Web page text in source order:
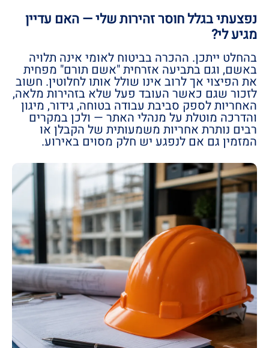
נפצעתי בגלל חוסר זהירות שלי — האם עדיין
מגיע לי?
בהחלט ייתכן. ההכרה בביטוח לאומי אינה תלויה
באשם, וגם בתביעה אזרחית "אשם תורם" מפחית
את הפיצוי אך לרוב אינו שולל אותו לחלוטין. חשוב
לזכור שגם כאשר העובד פעל שלא בזהירות מלאה,
האחריות לספק סביבת עבודה בטוחה, גידור, מיגון
והדרכה מוטלת על מנהלי האתר — ולכן במקרים
רבים נותרת אחריות משמעותית של הקבלן או
המזמין גם אם לנפגע יש חלק מסוים באירוע.